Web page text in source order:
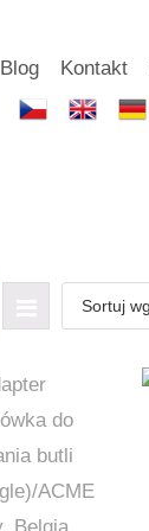
Blog Kontakt